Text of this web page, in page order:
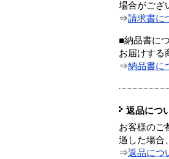
場合がござ
⇒請求書に
■納品書に
お届けする
⇒納品書に
返品につ
お客様のご
過した場合
⇒返品につ